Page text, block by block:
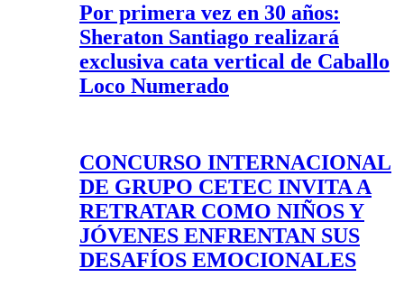
Por primera vez en 30 años:
Sheraton Santiago realizará
exclusiva cata vertical de Caballo
Loco Numerado
CONCURSO INTERNACIONAL
DE GRUPO CETEC INVITA A
RETRATAR COMO NIÑOS Y
JÓVENES ENFRENTAN SUS
DESAFÍOS EMOCIONALES